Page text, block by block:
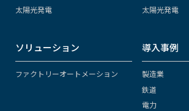
太陽光発電
太陽光発電
ソリューション
ファクトリーオートメーション
導入事例
製造業
鉄道
電力